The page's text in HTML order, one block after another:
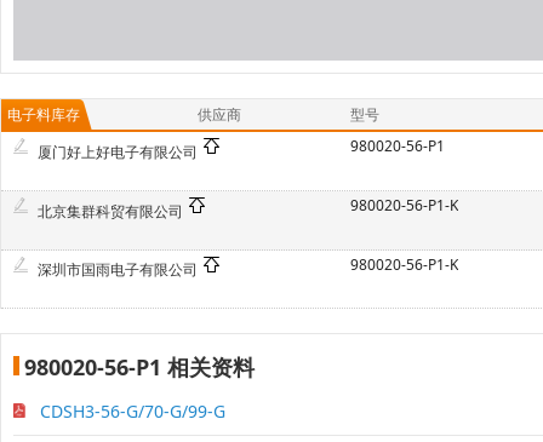
电子料库存 供应商
型号
厦门好上好电子有限公司
980020-56-P1
北京集群科贸有限公司 980020-56-P1-K
深圳市国雨电子有限公司 980020-56-P1-K
980020-56-P1 相关资料
CDSH3-56-G/70-G/99-G